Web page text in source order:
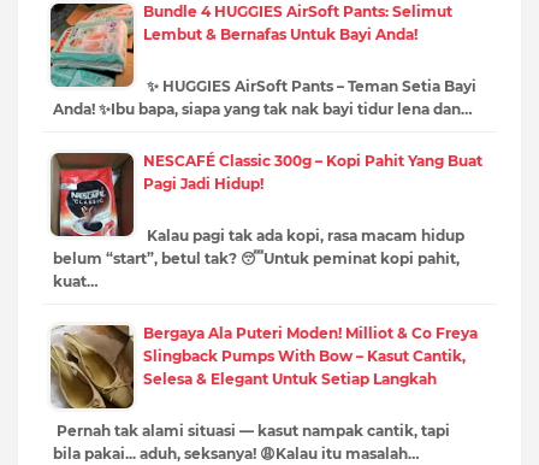
Bundle 4 HUGGIES AirSoft Pants: Selimut
Lembut & Bernafas Untuk Bayi Anda!
✨ HUGGIES AirSoft Pants – Teman Setia Bayi
Anda! ✨Ibu bapa, siapa yang tak nak bayi tidur lena dan…
NESCAFÉ Classic 300g – Kopi Pahit Yang Buat
Pagi Jadi Hidup!
Kalau pagi tak ada kopi, rasa macam hidup
belum “start”, betul tak? 😴Untuk peminat kopi pahit,
kuat…
Bergaya Ala Puteri Moden! Milliot & Co Freya
Slingback Pumps With Bow – Kasut Cantik,
Selesa & Elegant Untuk Setiap Langkah
Pernah tak alami situasi — kasut nampak cantik, tapi
bila pakai... aduh, seksanya! 😩Kalau itu masalah…